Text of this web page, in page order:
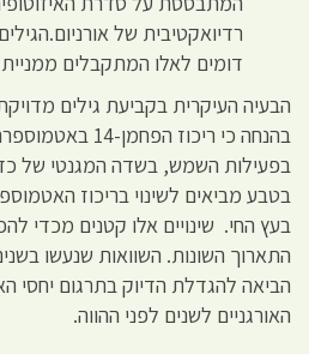
רדיואקטיבית של
דומים לאלו המתקבלים ממניית
הבעיה העיקרית בקביעת גילים
בהנחה כי ריכוז
בפעילות השמש, בשדה המגנטי של
בטבע מביאים לשינוי בריכוז
בעץ החי. שינויים אלו קטנים מכדי
התארוך השונות. השוואות שנעשו
הביאה להגדלת הדיוק בתרגום יחסי
האורגניים לשנים לפני ההווה.